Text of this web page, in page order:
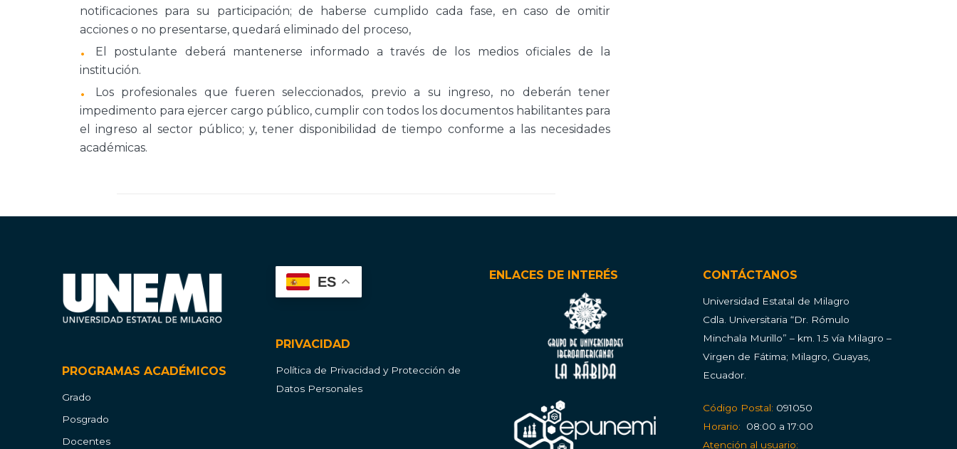
notificaciones para su participación; de haberse cumplido cada fase, en caso de omitir
acciones o no presentarse, quedará eliminado del proceso,
El postulante deberá mantenerse informado a través de los medios oficiales de la
institución.
Los profesionales que fueren seleccionados, previo a su ingreso, no deberán tener
impedimento para ejercer cargo público, cumplir con todos los documentos habilitantes para
el ingreso al sector público; y, tener disponibilidad de tiempo conforme a las necesidades
académicas.
PROGRAMAS ACADÉMICOS
Grado
Posgrado
Docentes
ES
PRIVACIDAD
Política de Privacidad y Protección de
Datos Personales
ENLACES DE INTERÉS CONTÁCTANOS
Universidad Estatal de Milagro
Cdla. Universitaria “Dr. Rómulo
Minchala Murillo” – km. 1.5 vía Milagro –
Virgen de Fátima; Milagro, Guayas,
Ecuador.
Código Postal: 091050
Horario:
08:00 a 17:00
Atención al usuario: